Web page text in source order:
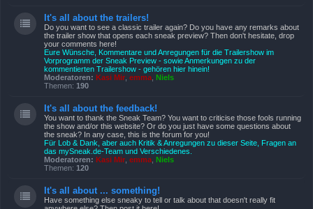
It's all about the trailers!
Do you want to see a classic trailer again? Do you have any remarks about
the trailer show that opens each sneak preview? Then don't hesitate, drop
your comments here!
Eure Wünsche, Kommentare und Anregungen für die Trailershow im
Vorprogramm der Sneak Preview - sowie Anmerkungen zu der
kommentierten Trailershow - gehören hier hinein!
Moderatoren: Kasi Mir emma Niels
Themen: 190
It's all about the feedback!
You want to thank the Sneak Team? You want to criticise those fools running
the show and/or this website? Or do you just have some questions about
the sneak? In any case, this is the forum for you!
Für Lob & Dank, aber auch Kritik & Anregungen zu dieser Seite, Fragen an
das mySneak.de-Team und Verschiedenes.
Moderatoren: Kasi Mir emma Niels
Themen: 120
It's all about ... something!
Have something else sneaky to tell or talk about that doesn't really fit